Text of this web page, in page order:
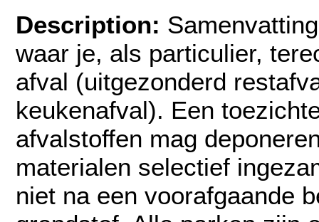
Description:
waar je, als particulier,
afval (uitgezonderd
keukenafval). Een
afvalstoffen mag
materialen selectief
niet na een voorafgaande